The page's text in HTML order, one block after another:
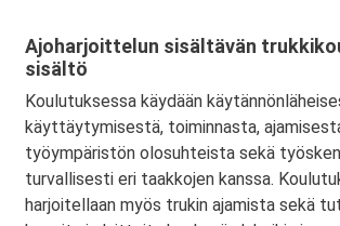
Ajoharjoittelun sisältävän
sisältö
Koulutuksessa käydään
käyttäytymisestä, toiminnasta,
työympäristön olosuhteista sekä
turvallisesti eri taakkojen kanssa.
harjoitellaan myös trukin ajamista sekä